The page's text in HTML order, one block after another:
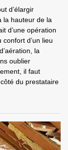
d’élargir
la hauteur de la
d’une opération
confort d’un lieu
la
oublier
il faut
du prestataire